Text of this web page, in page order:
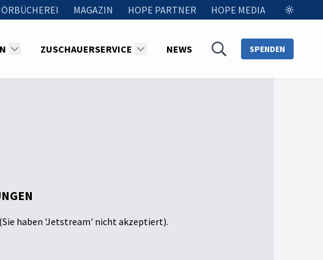
MAGAZIN HOPE PARTNER HOPE MEDIA
ZUSCHAUERSERVICE NEWS SPENDEN
haben 'Jetstream' nicht akzeptiert).